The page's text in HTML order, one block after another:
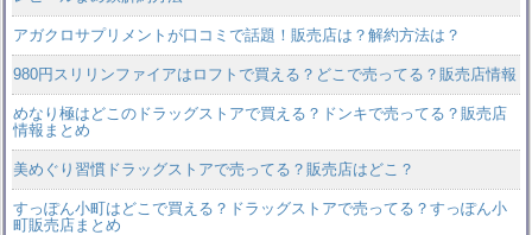
アガクロサプリメントが口コミで話題！販売店は？解約方法は？
980円スリリンファイアはロフトで買える？どこで売ってる？販売店情報
めなり極はどこのドラッグストアで買える？ドンキで売ってる？販売店
情報まとめ
美めぐり習慣ドラッグストアで売ってる？販売店はどこ？
すっぽん小町はどこで買える？ドラッグストアで売ってる？すっぽん小
町販売店まとめ